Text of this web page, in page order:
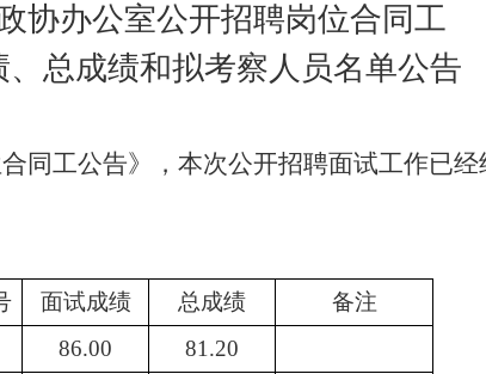
协办公室公开招聘岗位合同工
、总成绩和拟考察人员名单公告
同工公告》，本次公开招聘面试工作已
面试成绩 总成绩
备注
86.00
81.20